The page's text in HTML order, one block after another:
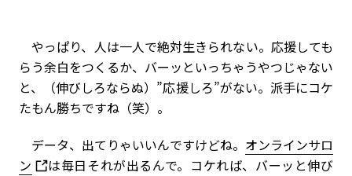
やっぱり、人は一人で絶対生きられない。応援しても
らう余白をつくるか、バーッといっちゃうやつじゃない
と、（伸びしろならぬ）”応援しろ”がない。派手にコケ
たもん勝ちですね（笑）。
データ、出てりゃいいんですけどね。 オンラインサロ
ン
は毎日それが出るんで。コケれば、バーッと伸び